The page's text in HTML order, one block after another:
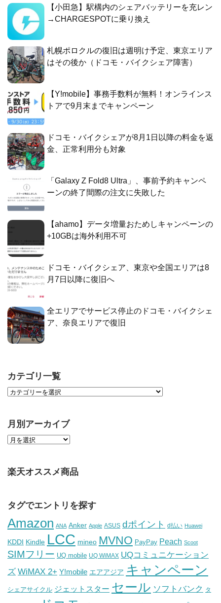
【小田急】駅構内のシェアバッテリーを充レン
→CHARGESPOTに乗り換え
札幌ポロクルの復旧は週明け予定、東京エリア
はその後か（ドコモ・バイクシェア障害）
【Y!mobile】事務手数料が無料！オンラインス
トアで9月末までキャンペーン
ドコモ・バイクシェアが8月1日以降の料金を返
金、正常利用分も対象
「Galaxy Z Fold8 Ultra」、事前予約キャンペ
ーンの終了間際の注文に失敗した
【ahamo】データ増量おためしキャンペーンの
+10GBは海外利用不可
ドコモ・バイクシェア、東京や全国エリアは8
月7日以降に復旧へ
全エリアでサービス停止のドコモ・バイクシェ
ア、奈良エリアで復旧
カテゴリ一覧
月別アーカイブ
楽天オススメ商品
タグでエントリを探す
Amazon ANA Anker Apple ASUS dポイント d払い Huawei
KDDI Kindle LCC mineo MVNO PayPay Peach Scoot
SIMフリー UQ mobile UQ WiMAX UQコミュニケーション
ズ WiMAX 2+ Y!mobile エアアジア キャンペーン
シェアサイクル ジェットスター セール ソフトバンク タ